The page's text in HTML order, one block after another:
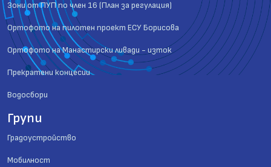
Зони от ПУП по член 16 (План за регулация)
Ортофото на пилотен проект ЕСУ Борисова
Ортофото на Манастирски ливади - изток
Прекратени концесии
Водосбори
Групи
Градоустройство
Мобилност